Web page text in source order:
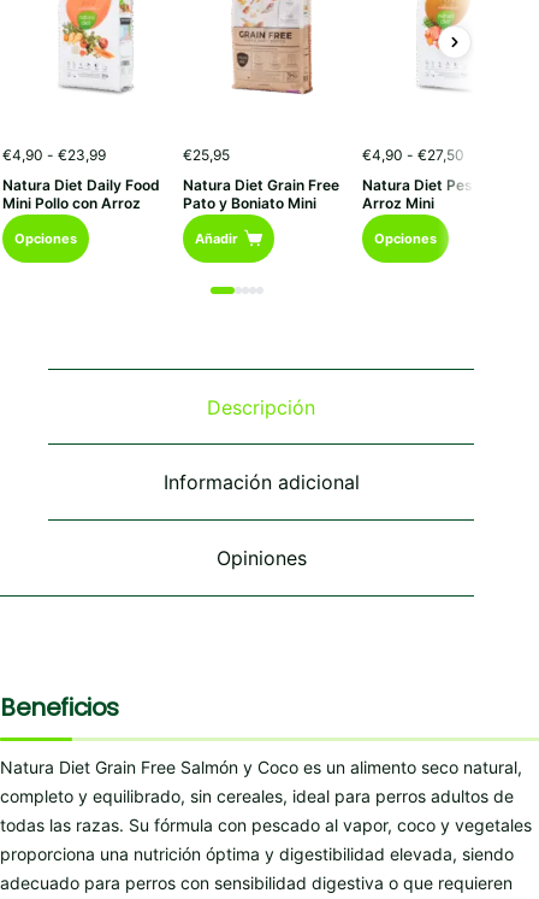
€4,90 - €23,99Rango
precios:
desde
Natura Diet Daily Food
Mini Pollo con Arroz
Opciones
Este
producto
opciones
elegir
página
€25,95
Natura Diet Grain Free
Pato y Boniato Mini
Añadir
€4,90 - €27,50
precios:
Natura Diet Pescado con
Arroz Mini
Opciones
Este
producto
opciones
elegir
página
Descripción
Información adicional
Opiniones
Beneficios
Natura Diet Grain Free Salmón y Coco es un alimento seco natural,
completo y equilibrado, sin cereales, ideal para perros adultos de
todas las razas. Su fórmula con pescado al vapor, coco y vegetales
proporciona una nutrición óptima y digestibilidad elevada, siendo
adecuado para perros con sensibilidad digestiva o que requieren